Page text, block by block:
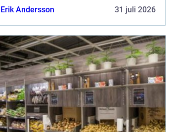
lösningar för både företag och indust...
Erik Andersson 31 juli 2026